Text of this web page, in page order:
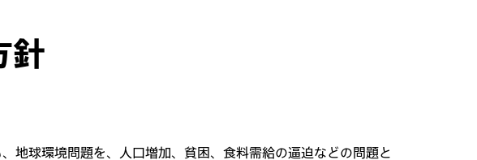
針
地球環境問題を、人口増加、貧困、食料需給の逼迫などの問題と